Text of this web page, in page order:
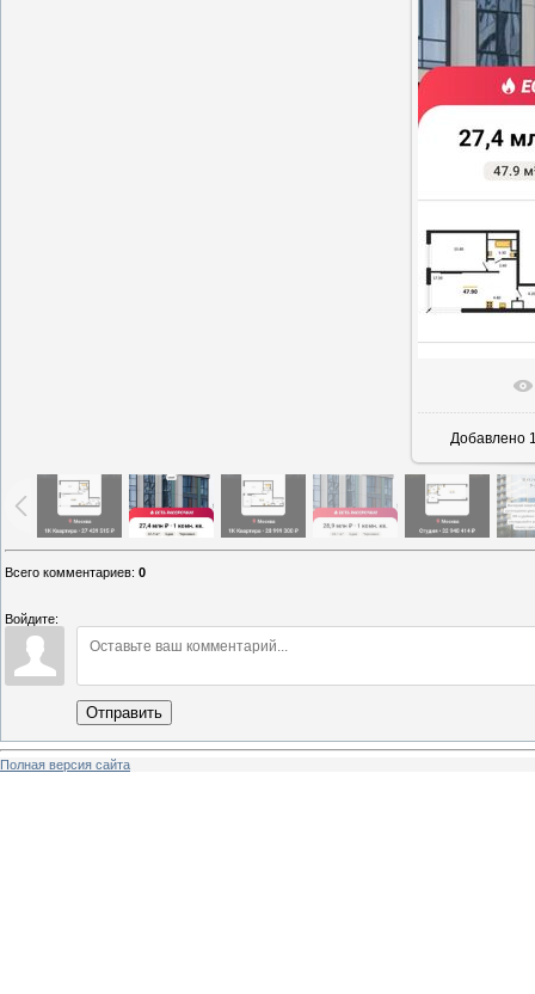
В
Добавлено
Всего комментариев: 0
Войдите:
Отправить
Полная версия сайта